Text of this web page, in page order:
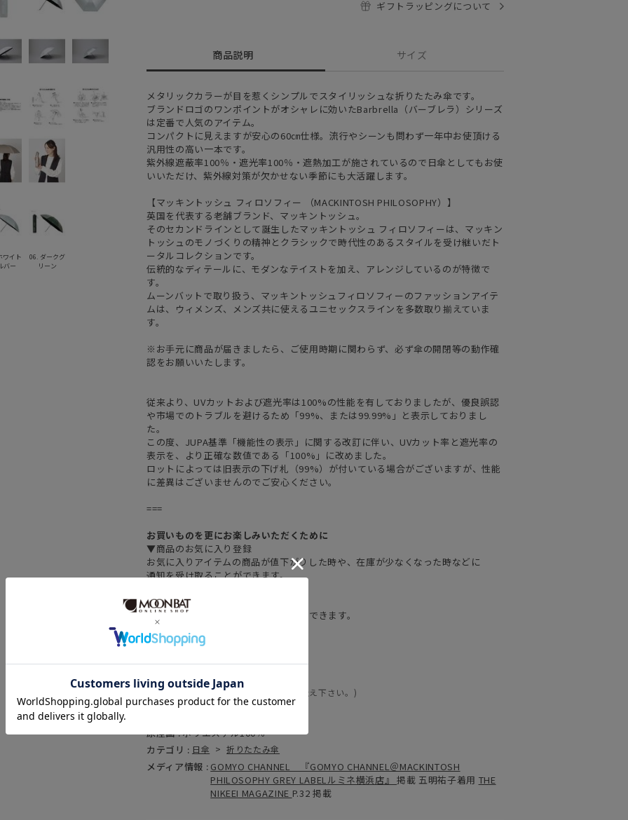
ワイト
バー
06. ダークグ
リーン
ギフトラッピングについて
商品説明 サイズ
メタリックカラーが目を惹くシンプルでスタイリッシュな折りたたみ傘です。
ブランドロゴのワンポイントがオシャレに効いたBarbrella（バーブレラ）シリーズ
は定番で人気のアイテム。
コンパクトに見えますが安心の60㎝仕様。流行やシーンも問わず一年中お使頂ける
汎用性の高い一本です。
紫外線遮蔽率100％・遮光率100％・遮熱加工が施されているので日傘としてもお使
いいただけ、紫外線対策が欠かせない季節にも大活躍します。
【マッキントッシュ フィロソフィー （MACKINTOSH PHILOSOPHY）】
英国を代表する老舗ブランド、マッキントッシュ。
そのセカンドラインとして誕生したマッキントッシュ フィロソフィーは、マッキン
トッシュのモノづくりの精神とクラシックで時代性のあるスタイルを受け継いだト
ータルコレクションです。
伝統的なディテールに、モダンなテイストを加え、アレンジしているのが特徴で
す。
ムーンバットで取り扱う、マッキントッシュフィロソフィーのファッションアイテ
ムは、ウィメンズ、メンズ共に使えるユニセックスラインを多数取り揃えていま
す。
※お手元に商品が届きましたら、ご使用時期に関わらず、必ず傘の開閉等の動作確
認をお願いいたします。
従来より、UVカットおよび遮光率は100%の性能を有しておりましたが、優良誤認
や市場でのトラブルを避けるため「99%、または99.99%」と表示しておりまし
た。
この度、JUPA基準「機能性の表示」に関する改訂に伴い、UVカット率と遮光率の
表示を、より正確な数値である「100%」に改めました。
ロットによっては旧表示の下げ札（99%）が付いている場合がございますが、性能
に差異はございませんのでご安心ください。
===
お買いものを更にお楽しみいただくために
▼商品のお気に入り登録
お気に入りアイテムの商品が値下がりした時や、在庫が少なくなった時などに
通知を受け取ることができます。
▼お得なメルマガ登録
新作の情報をいち早く受け取ることができます。
メルマガ登録はこちらから▼
===
商品コード : 21-431-11059-02
(お問い合わせの際には、上記品番をお伝え下さい。)
原産国 :ポリエステル100％
カテゴリ : 日傘 > 折りたたみ傘
メディア情報 : GOMYO CHANNEL 『GOMYO CHANNEL＠MACKINTOSH
PHILOSOPHY GREY LABELルミネ横浜店』掲載 五明祐子着用 THE
NIKEEI MAGAZINE P.32 掲載